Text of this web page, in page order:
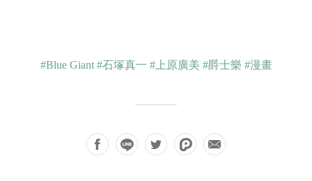
#Blue Giant #石塚真一 #上原廣美 #爵士樂 #漫畫